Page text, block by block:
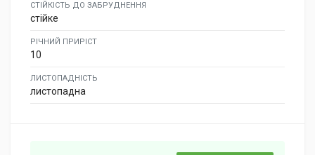
СТІЙКІСТЬ ДО ЗАБРУДНЕННЯ
стійке
РІЧНИЙ ПРИРІСТ
10
ЛИСТОПАДНІСТЬ
листопадна